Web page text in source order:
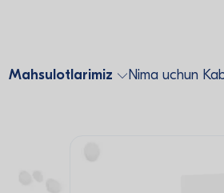
Mahsulotlarimiz Nima uchun